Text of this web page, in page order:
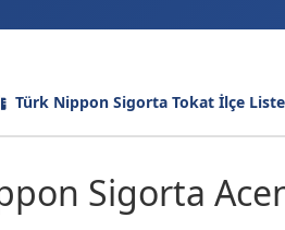
Türk Nippon Sigorta Tokat İlçe
Sigorta